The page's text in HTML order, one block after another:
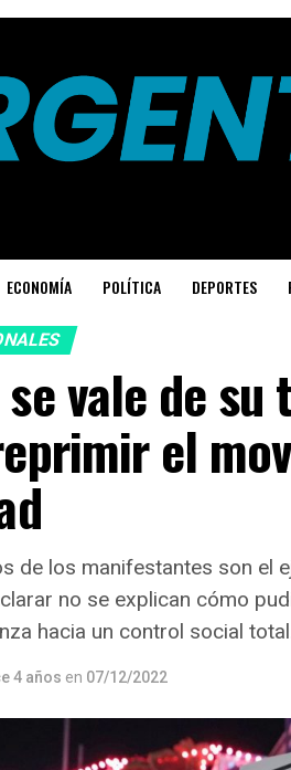
ECONOMÍA POLÍTICA DEPORTES
vale de
el
de los manifestantes son el
no se explican cómo
hacia un control social
4 años en 07/12/2022